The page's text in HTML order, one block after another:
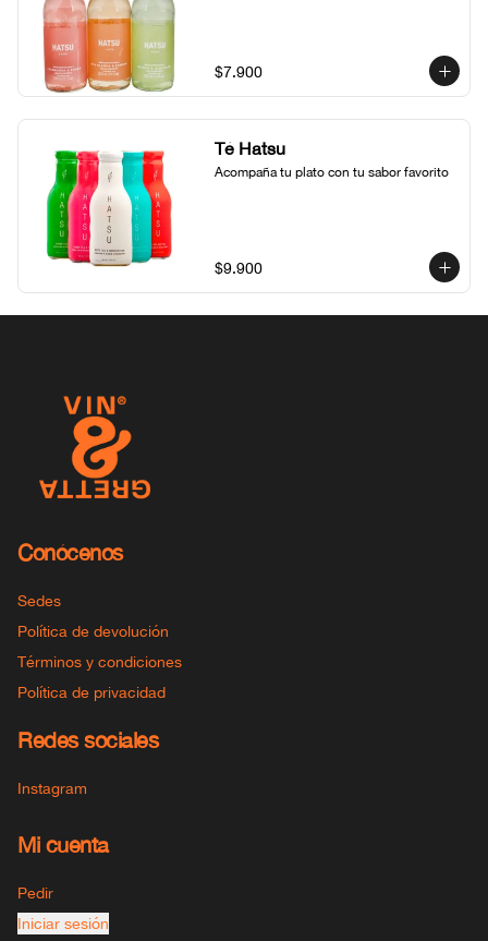
$7.900
Té Hatsu
Acompaña tu plato con tu sabor favorito
$9.900
Conócenos
Sedes
Política de devolución
Términos y condiciones
Política de privacidad
Redes sociales
Instagram
Mi cuenta
Pedir
Iniciar sesión